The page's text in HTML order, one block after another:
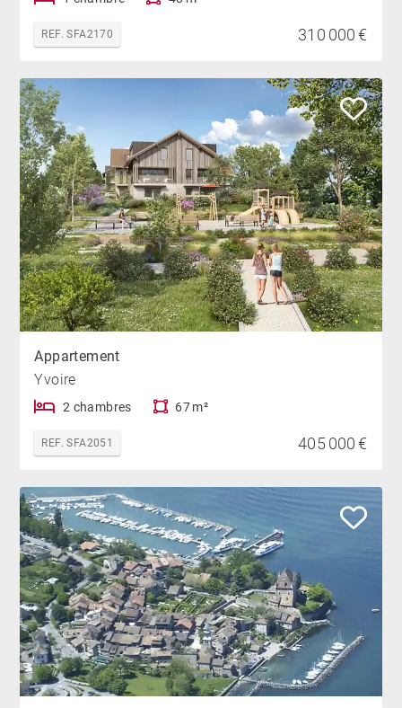
REF. SFA2170 310 000 €
Appartement
Yvoire
2 chambres 67 m²
REF. SFA2051 405 000 €